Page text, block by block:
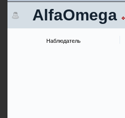
AlfaOmega
Наблюдатель